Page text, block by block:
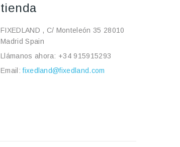
tienda
FIXEDLAND , C/ Monteleón 35 28010
Madrid Spain
Llámanos ahora: +34 915915293
Email:fixedland@fixedland.com